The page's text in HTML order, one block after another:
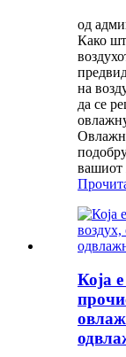
од
Како
на
да се
вашиот
Која